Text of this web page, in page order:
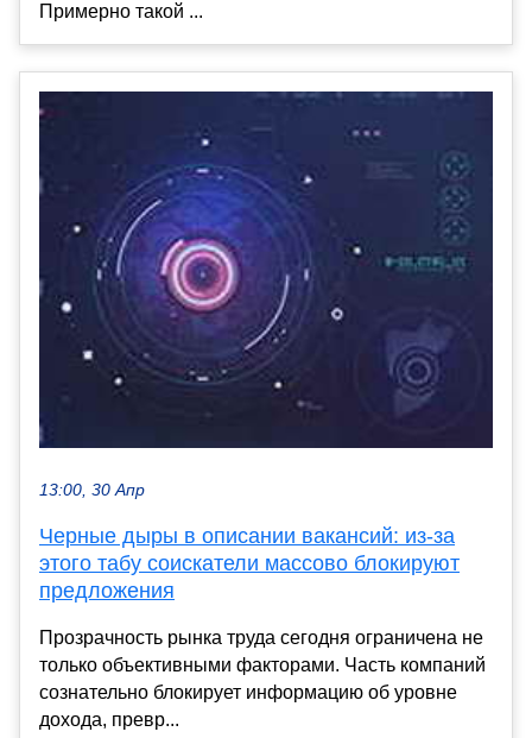
Примерно такой ...
13:00, 30 Апр
Черные дыры в описании вакансий: из-за
этого табу соискатели массово блокируют
предложения
Прозрачность рынка труда сегодня ограничена не
только объективными факторами. Часть компаний
сознательно блокирует информацию об уровне
дохода, превр...